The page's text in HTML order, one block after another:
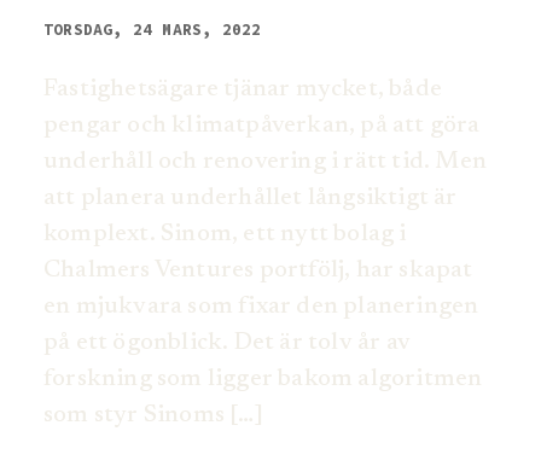
TORSDAG, 24 MARS, 2022
Fastighetsägare tjänar mycket, både
pengar och klimatpåverkan, på att göra
underhåll och renovering i rätt tid. Men
att planera underhållet långsiktigt är
komplext. Sinom, ett nytt bolag i
Chalmers Ventures portfölj, har skapat
en mjukvara som fixar den planeringen
på ett ögonblick. Det är tolv år av
forskning som ligger bakom algoritmen
som styr Sinoms […]